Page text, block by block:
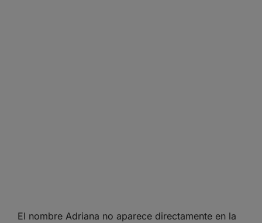
El nombre Adriana no aparece directamente en la